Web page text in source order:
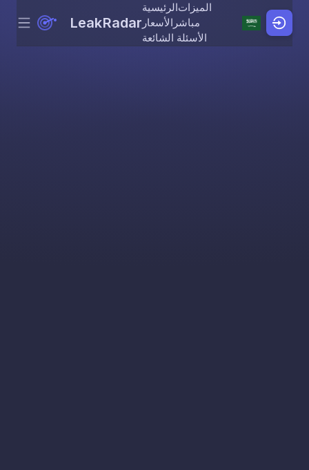
Skip to content
Menu LeakRadar
الرئيسيةالميزات
الأسعار مباشر
الأسئلة الشائعة